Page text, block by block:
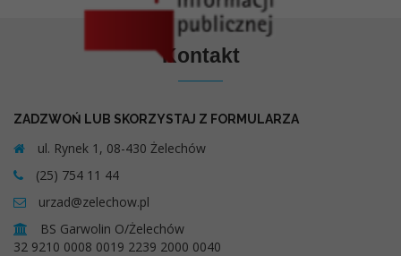
Kontakt
ZADZWOŃ LUB SKORZYSTAJ Z FORMULARZA
ul. Rynek 1, 08-430 Żelechów
(25) 754 11 44
urzad@zelechow.pl
BS Garwolin O/Żelechów
32 9210 0008 0019 2239 2000 0040